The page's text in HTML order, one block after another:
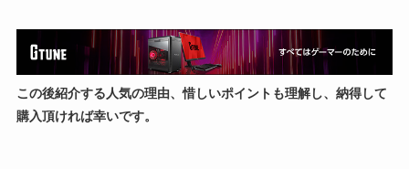
この後紹介する人気の理由、惜しいポイントも理解し、納得して
購入頂ければ幸いです。